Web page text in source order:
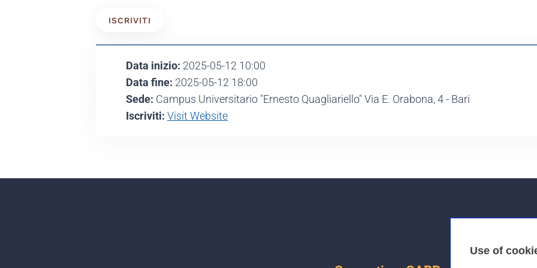
Use of
ISCRIVITI
Data inizio: 2025-05-12 10:00
Data fine: 2025-05-12 18:00
Sede: Campus Universitario "Ernesto Quagliariello" Via E. Orabona, 4 - Bari
Iscriviti: Visit Website